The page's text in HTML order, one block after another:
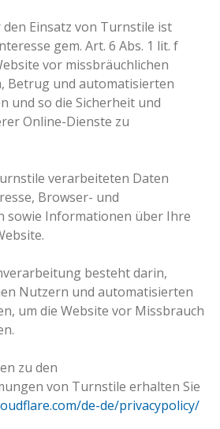
Einsatz von Turnstile ist
gem. Art. 6 Abs. 1 lit. f
vor missbräuchlichen
Betrug und automatisierten
und so die Sicherheit und
Online-Dienste zu
verarbeiteten Daten
Browser- und
sowie Informationen über Ihre
besteht darin,
Nutzern und automatisierten
um die Website vor Missbrauch
zu den
von Turnstile erhalten Sie
de-de/privacypolicy/